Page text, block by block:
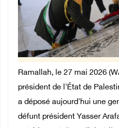
Ramallah, le 27 mai 2026
président de l'État de
a déposé aujourd'hui une
défunt président Yasser